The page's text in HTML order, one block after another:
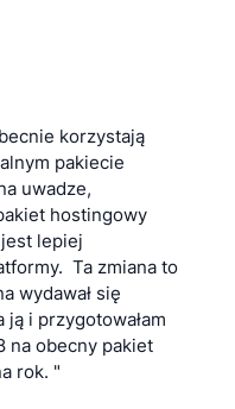
korzystają
pakiecie
uwadze,
hostingowy
lepiej
Ta zmiana to
wydawał się
ją i przygotowałam
na obecny pakiet
rok. "